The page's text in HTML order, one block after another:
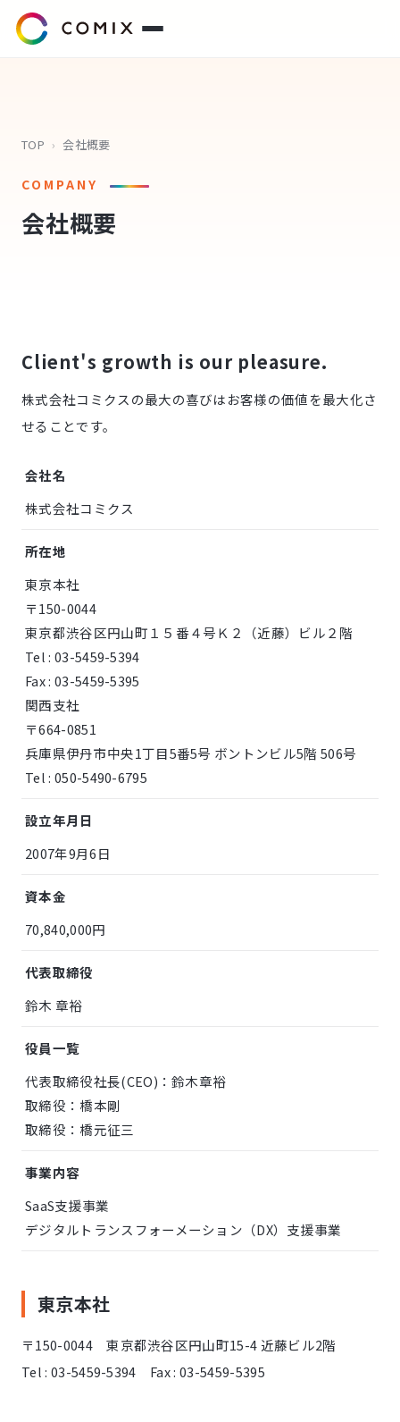
プレスリリース
会社概要
代表挨拶
お問い合わせ
TOP › 会社概要
COMPANY
会社概要
Client's growth is our pleasure.
株式会社コミクスの最大の喜びはお客様の価値を最大化さ
せることです。
会社名
株式会社コミクス
所在地
東京本社
〒150-0044
東京都渋谷区円山町１５番４号Ｋ２（近藤）ビル２階
Tel : 03-5459-5394
Fax : 03-5459-5395
関西支社
〒664-0851
兵庫県伊丹市中央1丁目5番5号 ボントンビル5階 506号
Tel : 050-5490-6795
設立年月日
2007年9月6日
資本金
70,840,000円
代表取締役
鈴木 章裕
役員一覧
代表取締役社長(CEO)：鈴木章裕
取締役：橋本剛
取締役：橋元征三
事業内容
SaaS支援事業
デジタルトランスフォーメーション（DX）支援事業
東京本社
〒150-0044 東京都渋谷区円山町15-4 近藤ビル2階
Tel : 03-5459-5394 Fax : 03-5459-5395